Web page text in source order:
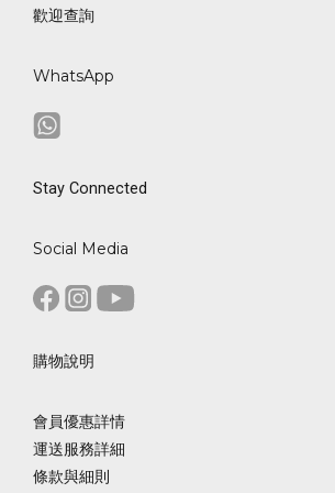
歡迎查詢
WhatsApp
Stay Connected
Social Media
購物說明
會員優惠詳情
運送服務詳細
條款與細則